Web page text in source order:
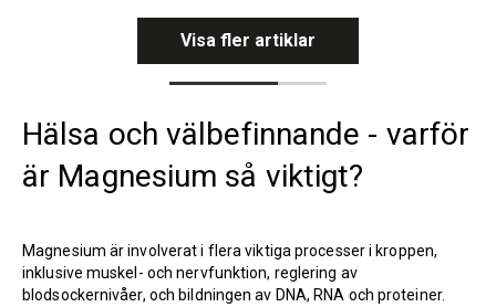
Hälsa och välbefinnande - varför
är Magnesium så viktigt?
Magnesium är involverat i flera viktiga processer i kroppen,
inklusive muskel- och nervfunktion, reglering av
blodsockernivåer, och bildningen av DNA, RNA och proteiner.
Visa fler artiklar